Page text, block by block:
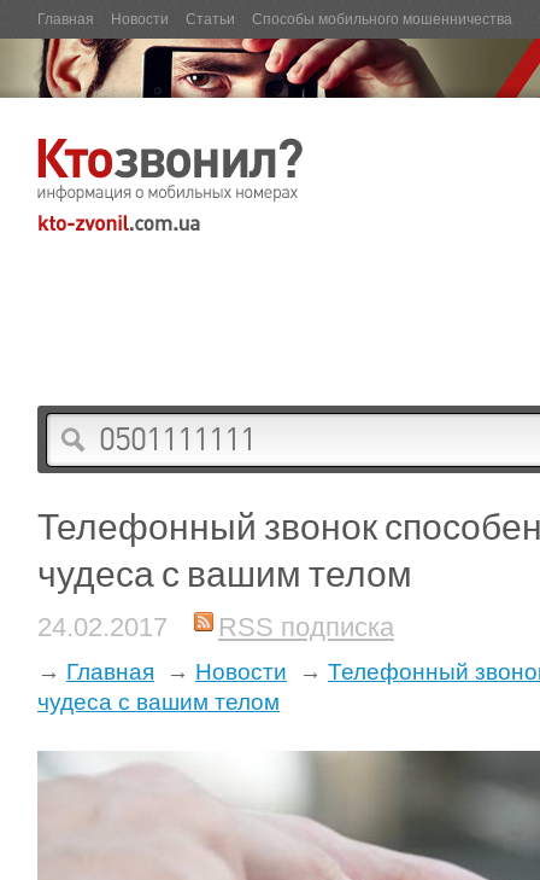
Главная Новости Статьи Способы мобильного мошенничества
Телефонный звонок
чудеса с вашим телом
24.02.2017 RSS подписка
→ Главная → Новости → Телефонный
чудеса с вашим телом